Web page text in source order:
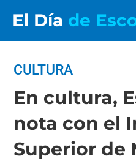
El Día de
CULTURA
En cultura,
nota con el
Superior de